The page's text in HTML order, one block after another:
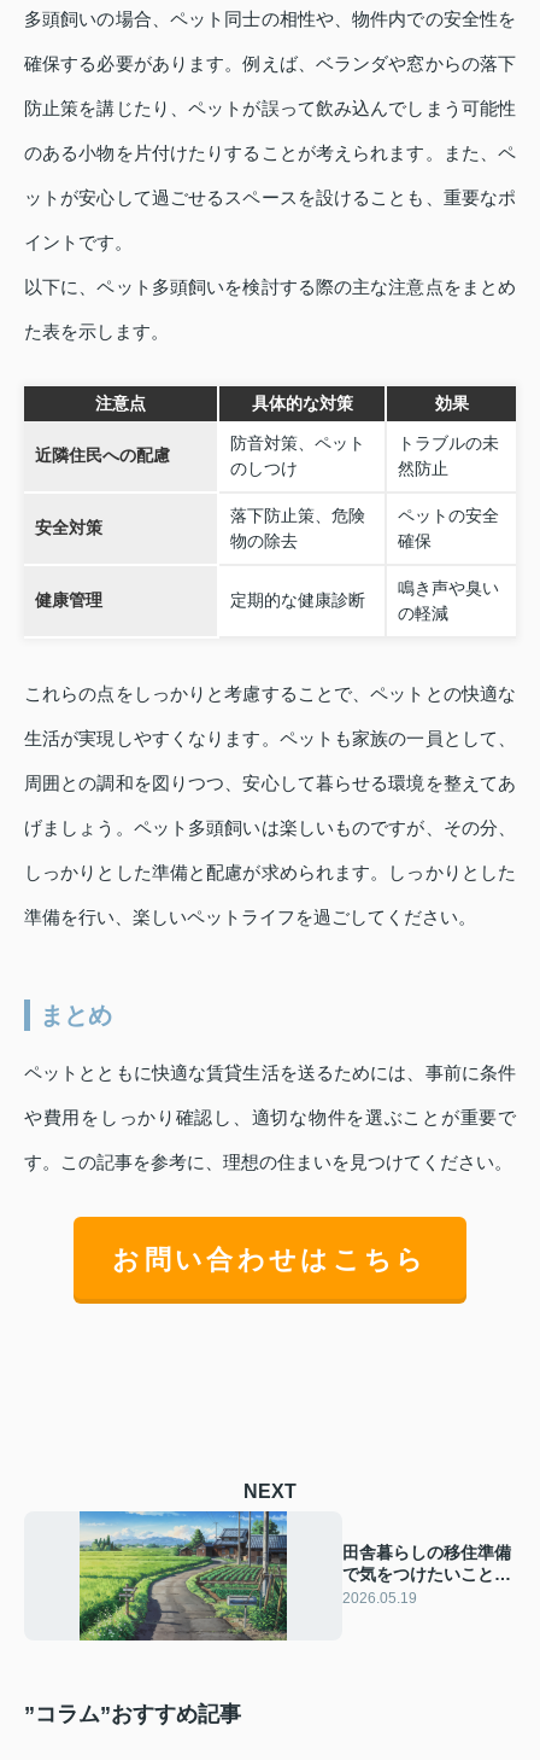
多頭飼いの場合、ペット同士の相性や、物件内での安全性を
確保する必要があります。例えば、ベランダや窓からの落下
防止策を講じたり、ペットが誤って飲み込んでしまう可能性
のある小物を片付けたりすることが考えられます。また、ペ
ットが安心して過ごせるスペースを設けることも、重要なポ
イントです。
以下に、ペット多頭飼いを検討する際の主な注意点をまとめ
た表を示します。
注意点 具体的な対策 効果
近隣住民への配慮
防音対策、ペット
のしつけ
トラブルの未
然防止
安全対策
落下防止策、危険
物の除去
ペットの安全
確保
健康管理 定期的な健康診断
鳴き声や臭い
の軽減
これらの点をしっかりと考慮することで、ペットとの快適な
生活が実現しやすくなります。ペットも家族の一員として、
周囲との調和を図りつつ、安心して暮らせる環境を整えてあ
げましょう。ペット多頭飼いは楽しいものですが、その分、
しっかりとした準備と配慮が求められます。しっかりとした
準備を行い、楽しいペットライフを過ごしてください。
まとめ
ペットとともに快適な賃貸生活を送るためには、事前に条件
や費用をしっかり確認し、適切な物件を選ぶことが重要で
す。この記事を参考に、理想の住まいを見つけてください。
お問い合わせはこちら
NEXT
田舎暮らしの移住準備
で気をつけたいこと
は？チェックリストや
2026.05.19
”コラム”おすすめ記事